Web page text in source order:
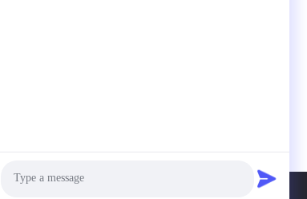
All Rights Reserved.